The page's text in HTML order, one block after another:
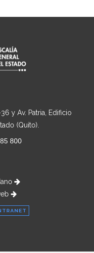
y Av. Patria, Edificio
(Quito).
800